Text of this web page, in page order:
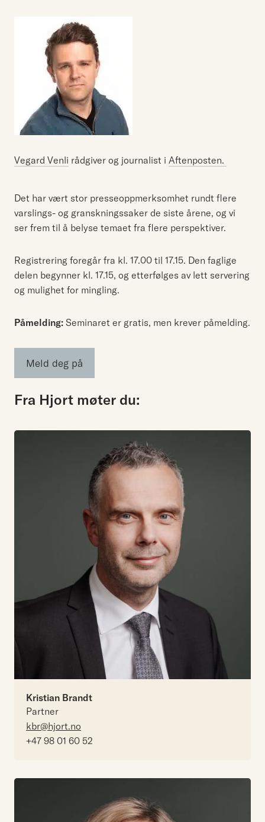
Vegard Venli rådgiver og journalist i Aftenposten.
Det har vært stor presseoppmerksomhet rundt flere
varslings- og granskningssaker de siste årene, og vi
ser frem til å belyse temaet fra flere perspektiver.
Registrering foregår fra kl. 17.00 til 17.15. Den faglige
delen begynner kl. 17.15, og etterfølges av lett servering
og mulighet for mingling.
Påmelding: Seminaret er gratis, men krever påmelding.
Meld deg på
Fra Hjort møter du:
Kristian Brandt
Partner
kbr@hjort.no
+47 98 01 60 52